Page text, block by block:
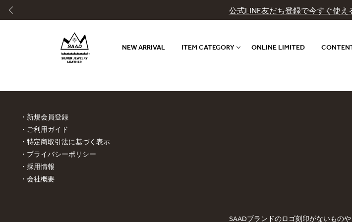
公式LINE友だち登録で今すぐ使
NEW ARRIVAL ITEM CATEGORY ONLINE LIMITED
新規会員登録
ご利用ガイド
特定商取引法に基づく表示
プライバシーポリシー
採用情報
会社概要
SAADブランドのロゴ刻印がないもの